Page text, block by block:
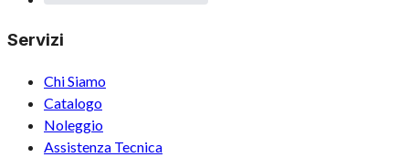
Servizi
Chi Siamo
Catalogo
Noleggio
Assistenza Tecnica